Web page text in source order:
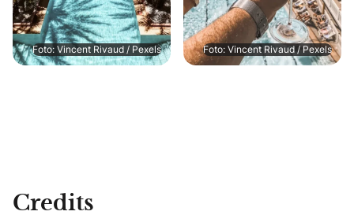
Foto: Vincent Rivaud / Pexels Foto: Vincent Rivaud / Pexels
Credits